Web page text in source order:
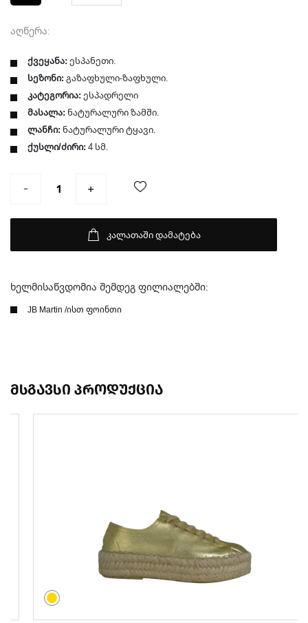
აღწერა:
ქვეყანა: ესპანეთი.
სეზონი: გაზაფხული-ზაფხული.
კატეგორია: ესპადრელი
მასალა: ნატურალური ზამში.
ლანჩი: ნატურალური ტყავი.
ქუსლი/ძირი: 4 სმ.
კალათაში დამატება
ხელმისაწვდომია შემდეგ ფილიალებში:
JB Martin /ისთ ფოინთი
მსგავსი პროდუქცია